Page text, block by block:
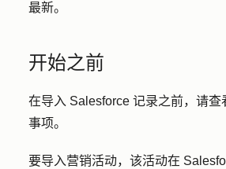
最新。
开始之前
在导入 Salesforce 记录之前，请查
事项。
要导入营销活动，该活动在